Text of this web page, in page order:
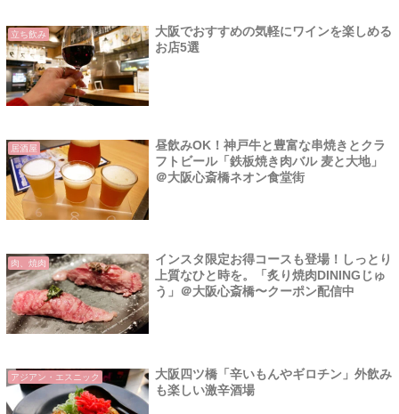
立ち飲み
大阪でおすすめの気軽にワインを楽しめる
お店5選
居酒屋
昼飲みOK！神戸牛と豊富な串焼きとクラ
フトビール「鉄板焼き肉バル 麦と大地」
＠大阪心斎橋ネオン食堂街
肉、焼肉
インスタ限定お得コースも登場！しっとり
上質なひと時を。「炙り焼肉DININGじゅ
う」＠大阪心斎橋〜クーポン配信中
アジアン・エスニック
大阪四ツ橋「辛いもんやギロチン」外飲み
も楽しい激辛酒場